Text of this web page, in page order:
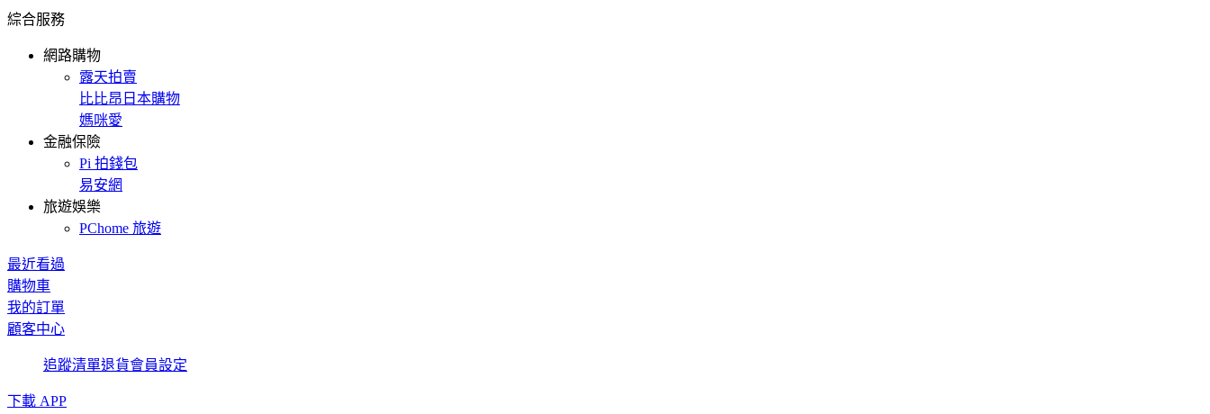
綜合服務
網路購物
露天拍賣
比比昂日本購物
媽咪愛
金融保險
Pi 拍錢包
易安網
旅遊娛樂
PChome 旅遊
最近看過
購物車
我的訂單
顧客中心
追蹤清單退貨會員設定
下載 APP